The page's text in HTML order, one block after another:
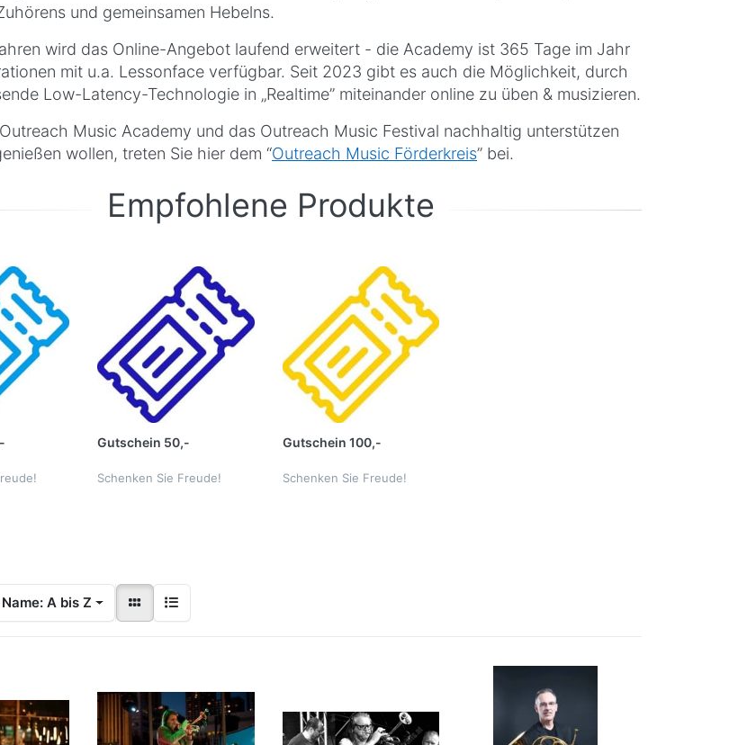
und gemeinsamen Hebelns.
wird das Online-Angebot laufend erweitert - die Academy ist 365 Tage im Jahr
mit u.a. Lessonface verfügbar. Seit 2023 gibt es auch die Möglichkeit, durch
Low-Latency-Technologie in „Realtime” miteinander online zu üben & musizieren.
Music Academy und das Outreach Music Festival nachhaltig unterstützen
wollen, treten Sie hier dem “Outreach Music Förderkreis” bei.
Empfohlene Produkte
Gutschein 50,-
Schenken Sie Freude!
Gutschein 100,-
Schenken Sie Freude!
Name: A bis Z